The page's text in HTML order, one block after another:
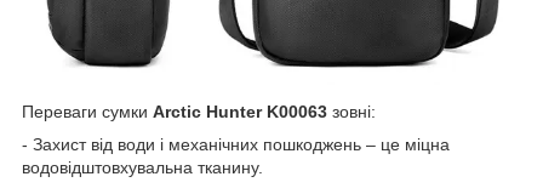
Переваги сумки Arctic Hunter K00063 зовні:
- Захист від води і механічних пошкоджень – це міцна
водовідштовхувальна тканину.